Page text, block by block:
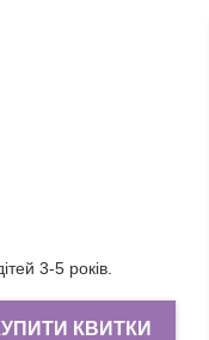
3-5 років.
КВИТКИ